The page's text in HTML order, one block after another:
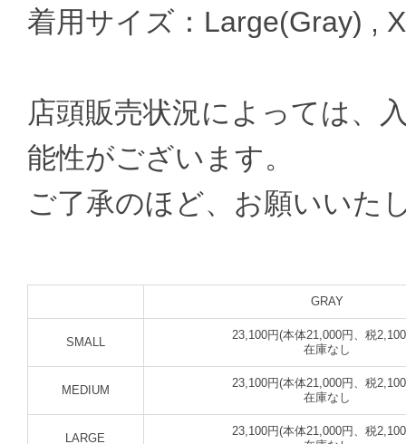
着用サイズ：Large(Gray) ,
店頭販売状況によっては、
能性がございます。
ご了承のほど、お願いいた
GRAY
SMALL
23,100円(本体21,000円、税
在庫なし
MEDIUM
23,100円(本体21,000円、税
在庫なし
LARGE
23,100円(本体21,000円、税